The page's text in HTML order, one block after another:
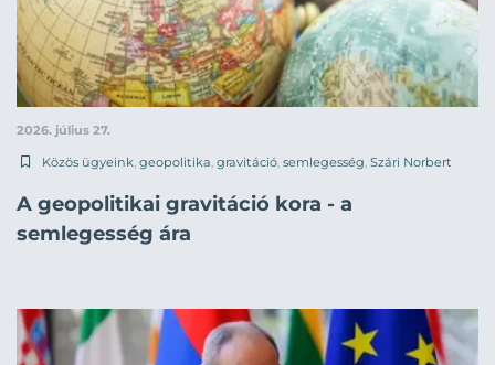
2026. július 27.
Közös ügyeink geopolitika gravitáció semlegesség Szári Norbert
A geopolitikai gravitáció kora - a
semlegesség ára